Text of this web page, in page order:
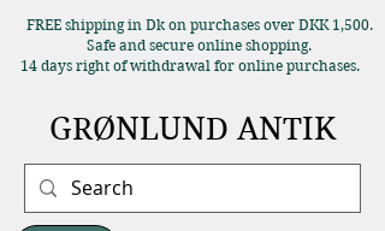
FREE shipping in Dk on purchases over DKK 1,500.
Safe and secure online shopping.
14 days right of withdrawal for online purchases.
GRØNLUND ANTIK